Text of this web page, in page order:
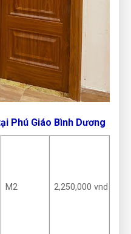
Phú Giáo Bình Dương
M2 2,250,000 vnd